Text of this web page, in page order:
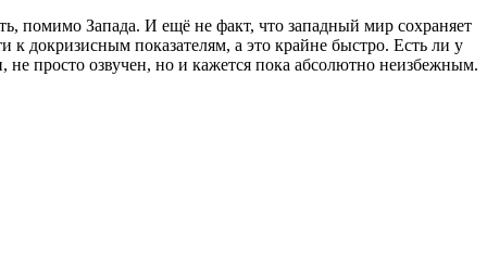
помимо Запада. И ещё не факт, что западный мир сохраняет
показателям, а это крайне быстро. Есть ли у
просто озвучен, но и кажется пока абсолютно неизбежным.